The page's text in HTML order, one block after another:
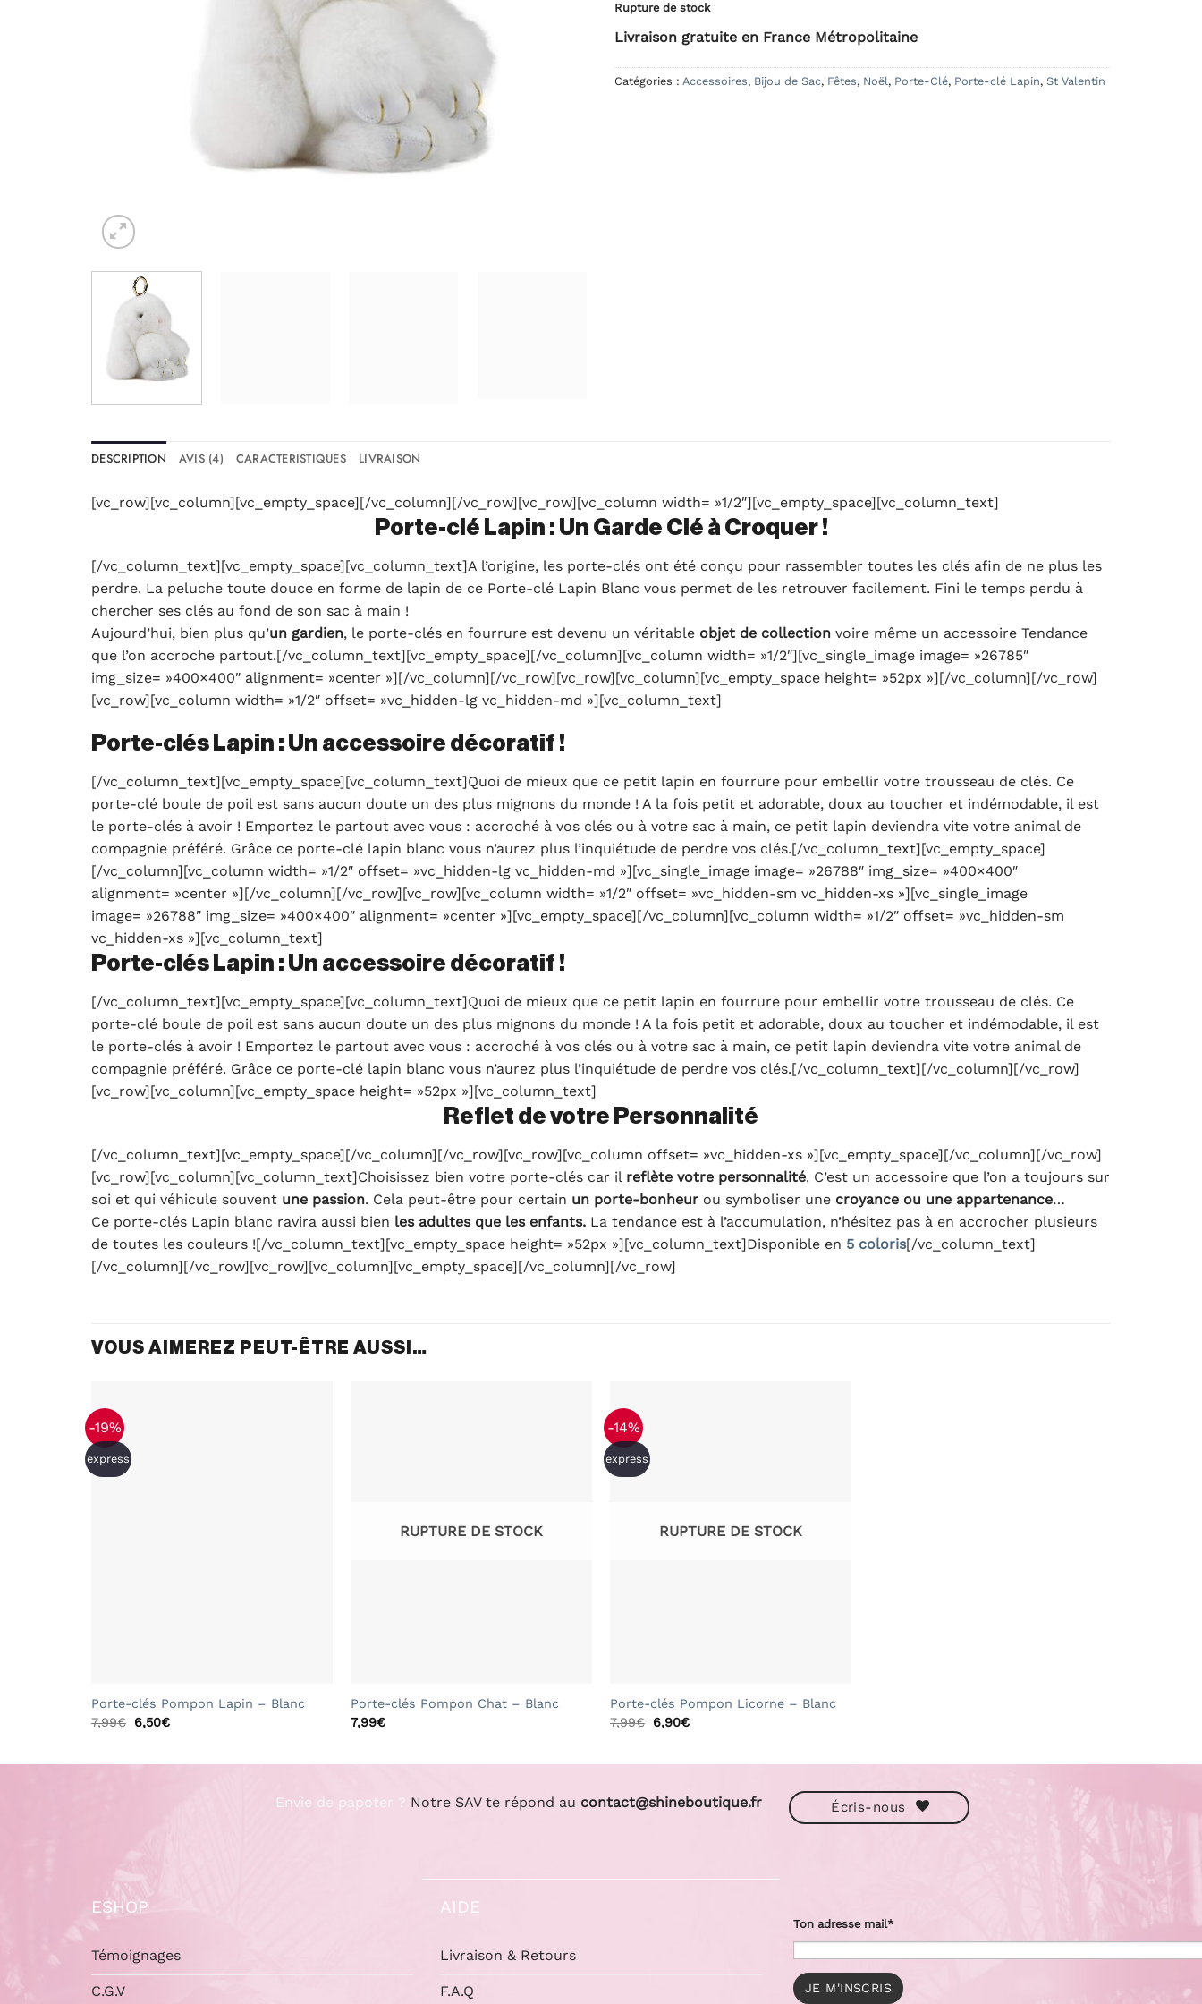
Rupture de stock
Livraison gratuite en France Métropolitaine
Catégories : Accessoires, Bijou de Sac, Fêtes, Noël, Porte-Clé, Porte-clé Lapin, St Valentin
DESCRIPTION AVIS (4) CARACTERISTIQUES LIVRAISON
[vc_row][vc_column][vc_empty_space][/vc_column][/vc_row][vc_row][vc_column width= »1/2″][vc_empty_space][vc_column_text]
Porte-clé Lapin : Un Garde Clé à Croquer !
[/vc_column_text][vc_empty_space][vc_column_text]A l’origine, les porte-clés ont été conçu pour rassembler toutes les clés afin de ne plus les
perdre. La peluche toute douce en forme de lapin de ce Porte-clé Lapin Blanc vous permet de les retrouver facilement. Fini le temps perdu à
chercher ses clés au fond de son sac à main !
Aujourd’hui, bien plus qu’un gardien, le porte-clés en fourrure est devenu un véritable objet de collection voire même un accessoire Tendance
que l’on accroche partout.[/vc_column_text][vc_empty_space][/vc_column][vc_column width= »1/2″][vc_single_image image= »26785″
img_size= »400×400″ alignment= »center »][/vc_column][/vc_row][vc_row][vc_column][vc_empty_space height= »52px »][/vc_column][/vc_row]
[vc_row][vc_column width= »1/2″ offset= »vc_hidden-lg vc_hidden-md »][vc_column_text]
Porte-clés Lapin : Un accessoire décoratif !
[/vc_column_text][vc_empty_space][vc_column_text]Quoi de mieux que ce petit lapin en fourrure pour embellir votre trousseau de clés. Ce
porte-clé boule de poil est sans aucun doute un des plus mignons du monde ! A la fois petit et adorable, doux au toucher et indémodable, il est
le porte-clés à avoir ! Emportez le partout avec vous : accroché à vos clés ou à votre sac à main, ce petit lapin deviendra vite votre animal de
compagnie préféré. Grâce ce porte-clé lapin blanc vous n’aurez plus l’inquiétude de perdre vos clés.[/vc_column_text][vc_empty_space]
[/vc_column][vc_column width= »1/2″ offset= »vc_hidden-lg vc_hidden-md »][vc_single_image image= »26788″ img_size= »400×400″
alignment= »center »][/vc_column][/vc_row][vc_row][vc_column width= »1/2″ offset= »vc_hidden-sm vc_hidden-xs »][vc_single_image
image= »26788″ img_size= »400×400″ alignment= »center »][vc_empty_space][/vc_column][vc_column width= »1/2″ offset= »vc_hidden-sm
vc_hidden-xs »][vc_column_text]
Porte-clés Lapin : Un accessoire décoratif !
[/vc_column_text][vc_empty_space][vc_column_text]Quoi de mieux que ce petit lapin en fourrure pour embellir votre trousseau de clés. Ce
porte-clé boule de poil est sans aucun doute un des plus mignons du monde ! A la fois petit et adorable, doux au toucher et indémodable, il est
le porte-clés à avoir ! Emportez le partout avec vous : accroché à vos clés ou à votre sac à main, ce petit lapin deviendra vite votre animal de
compagnie préféré. Grâce ce porte-clé lapin blanc vous n’aurez plus l’inquiétude de perdre vos clés.[/vc_column_text][/vc_column][/vc_row]
[vc_row][vc_column][vc_empty_space height= »52px »][vc_column_text]
Reflet de votre Personnalité
[/vc_column_text][vc_empty_space][/vc_column][/vc_row][vc_row][vc_column offset= »vc_hidden-xs »][vc_empty_space][/vc_column][/vc_row]
[vc_row][vc_column][vc_column_text]Choisissez bien votre porte-clés car il reflète votre personnalité. C’est un accessoire que l’on a toujours sur
soi et qui véhicule souvent une passion. Cela peut-être pour certain un porte-bonheur ou symboliser une croyance ou une appartenance…
Ce porte-clés Lapin blanc ravira aussi bien les adultes que les enfants. La tendance est à l’accumulation, n’hésitez pas à en accrocher plusieurs
de toutes les couleurs ![/vc_column_text][vc_empty_space height= »52px »][vc_column_text]Disponible en 5 coloris[/vc_column_text]
[/vc_column][/vc_row][vc_row][vc_column][vc_empty_space][/vc_column][/vc_row]
VOUS AIMEREZ PEUT-ÊTRE AUSSI…
-19%
express
Porte-clés Pompon Lapin – Blanc
7,99€
Le
6,50€Le
RUPTURE DE STOCK
Porte-clés Pompon Chat – Blanc
7,99€
-14%
express
RUPTURE DE STOCK
Porte-clés Pompon Licorne – Blanc
7,99€
Le
6,90€Le
Envie de papoter ? Notre SAV te répond au contact@shineboutique.fr Écris-nous
ESHOP
Témoignages
C.G.V
AIDE
Livraison & Retours
F.A.Q
Ton adresse mail*